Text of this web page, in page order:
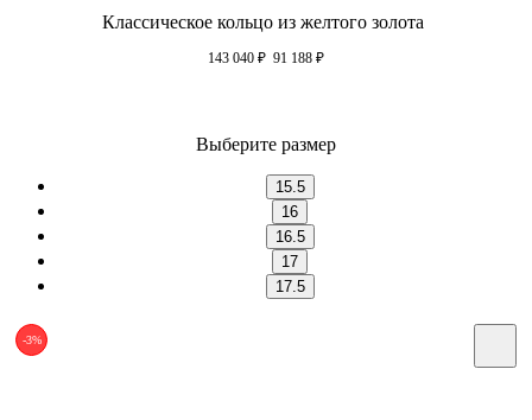
Классическое кольцо из желтого золота
143 040 ₽ 91 188 ₽
Выберите размер
15.5
16
16.5
17
17.5
-3%